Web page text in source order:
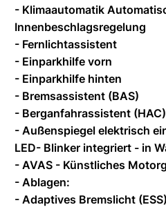
- Klimaautomatik
Innenbeschlagsregelung
- Fernlichtassistent
- Einparkhilfe vorn
- Einparkhilfe hinten
- Bremsassistent (BAS)
- Berganfahrassistent (HAC)
- Außenspiegel elektrisch
LED- Blinker integriert - in
- AVAS - Künstliches
- Ablagen:
- Adaptives Bremslicht (ESS)